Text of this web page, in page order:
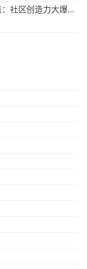
deepin社区2026上半年AI辅助开发产品大盘点：社区创造力大爆发！